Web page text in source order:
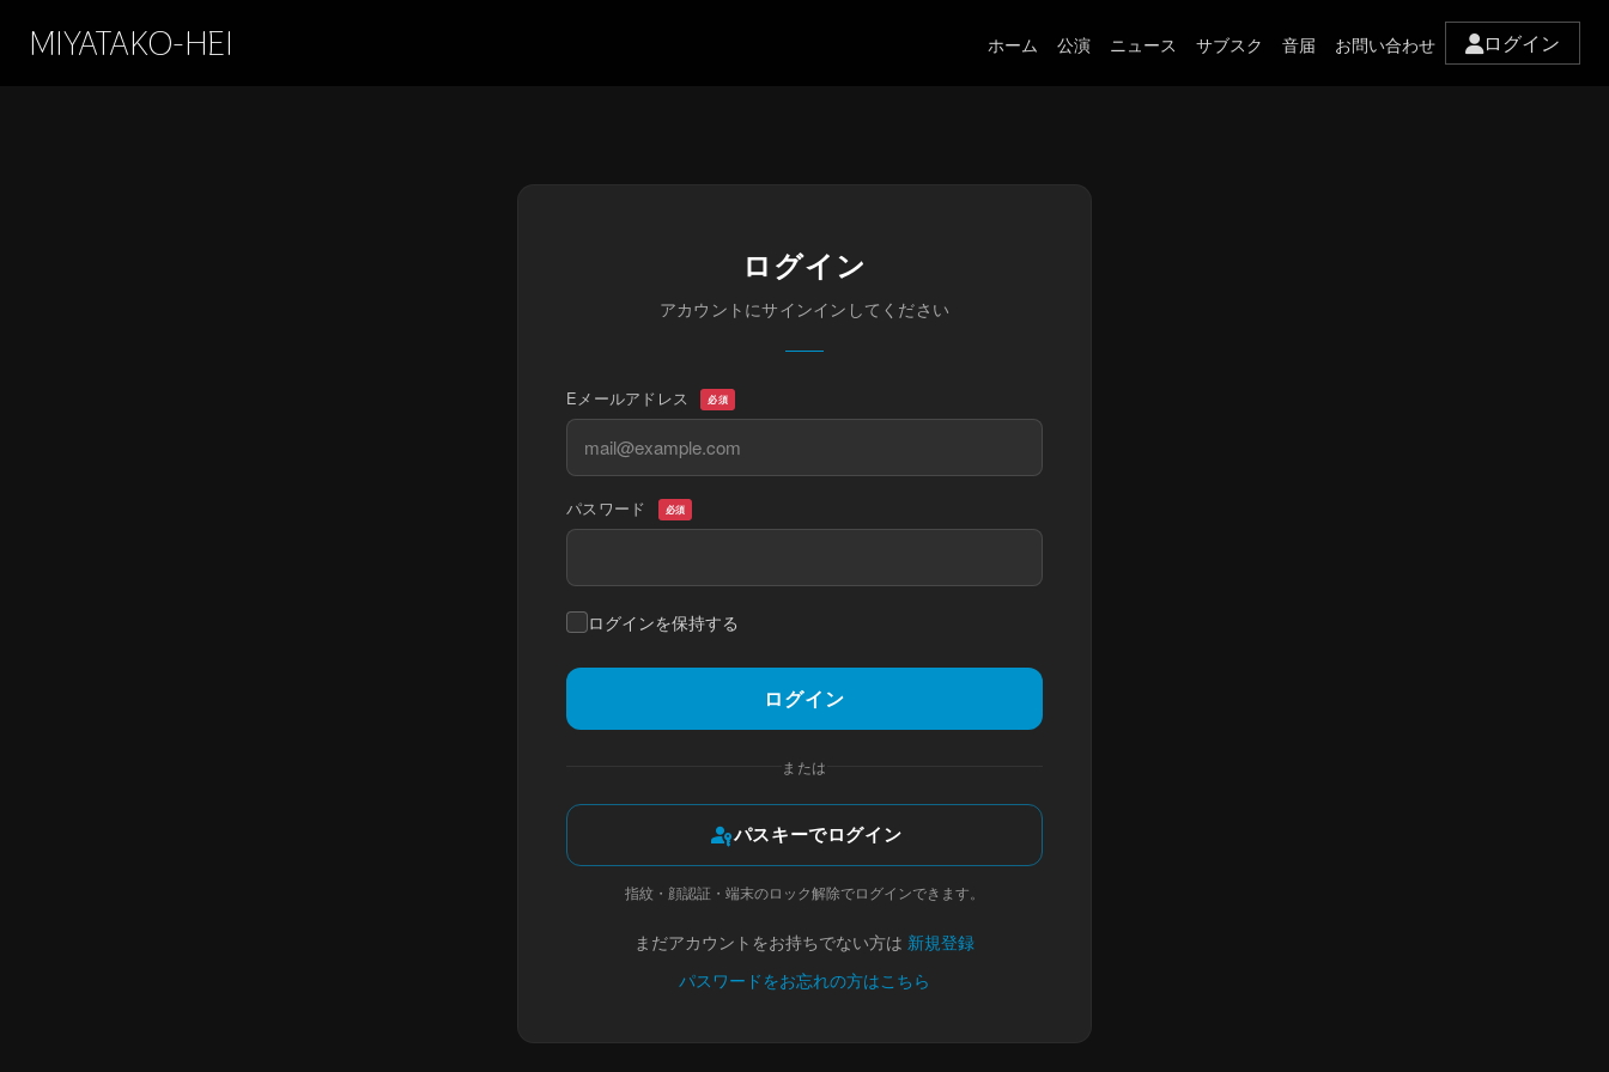
MIYATAKO-HEI ホーム 公演 ニュース サブスク 音届 お問い合わせ ログイン
ログイン
アカウントにサインインしてください
Eメールアドレス 必須
パスワード 必須
ログインを保持する
ログイン
または
passkeyパスキーでログイン
指紋・顔認証・端末のロック解除でログインできます。
まだアカウントをお持ちでない方は 新規登録
パスワードをお忘れの方はこちら